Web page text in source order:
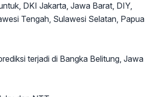
DKI Jakarta, Jawa Barat, DIY,
Tengah, Sulawesi Selatan, Papua
terjadi di Bangka Belitung, Jawa